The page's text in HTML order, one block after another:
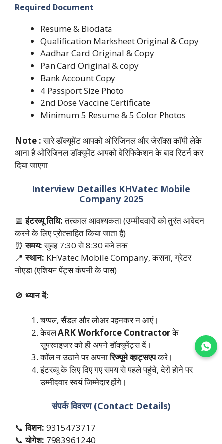
Join WhatsApp
Required Document
Resume & Biodata
Qualification Marksheet Original & Copy
Aadhar Card Original & Copy
Pan Card Original & copy
Bank Account Copy
4 Passport Size Photo
2nd Dose Vaccine Certificate
Minimum 5 Resume & 5 Color Photos
Note :सारे डॉक्यूमेंट आपको ओरिजिनल और जेरॉक्स कॉपी लेके
आना है ओरिजिनल डॉक्यूमेंट आपको वेरिफिकेशन के बाद रिटर्न कर
दिया जाएगा
Interview Detailles KHVatec Mobile
Company 2025
📅इंटरव्यू तिथि:तत्काल आवश्यकता (उम्मीदवारों को तुरंत आवेदन
करने के लिए प्रोत्साहित किया जाता है)
⏰समय:सुबह 7:30 से 8:30 बजे तक
📍स्थान: KHVatec Mobile Company, कसना, ग्रेटर
नोएडा (एशियन पेंट्स कंपनी के पास)
🚫 ध्यान दें:
चप्पल, सैंडल और लोअर पहनकर न आएं।
केवलARK Workforce Contractorके
सुपरवाइजर को ही अपने डॉक्यूमेंट्स दें।
कॉल न उठाने पर अपनारिज्यूमे व्हाट्सएपकरें।
इंटरव्यू के लिए दिए गए समय से पहले पहुंचे, देरी होने पर
उम्मीदवार स्वयं जिम्मेदार होंगे।
संपर्क विवरण (Contact Details)
📞विशन: 9315473717
📞योगेश: 7983961240